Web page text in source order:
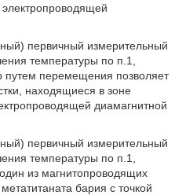
первичный измерительный
температуры по п.1,
путем перемещения позволяет
находящиеся в зоне
диамагнитной
первичный измерительный
температуры по п.1,
из магнитопроводящих
бария с точкой